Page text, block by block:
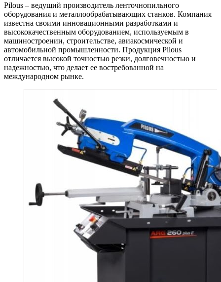
Pilous – ведущий производитель ленточнопильного
оборудования и металлообрабатывающих станков. Компания
известна своими инновационными разработками и
высококачественным оборудованием, используемым в
машиностроении, строительстве, авиакосмической и
автомобильной промышленности. Продукция Pilous
отличается высокой точностью резки, долговечностью и
надежностью, что делает ее востребованной на
международном рынке.